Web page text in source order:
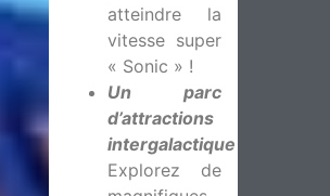
atteindre la
vitesse super
« Sonic » !
Un parc
d’attractions
intergalactique
Explorez de